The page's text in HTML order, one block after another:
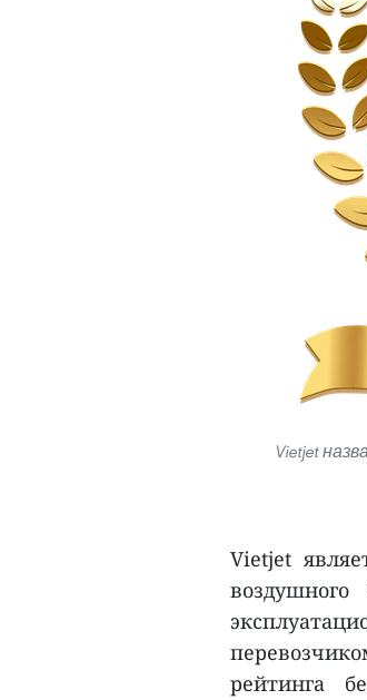
Vietjet
Vietjet
рейтинга